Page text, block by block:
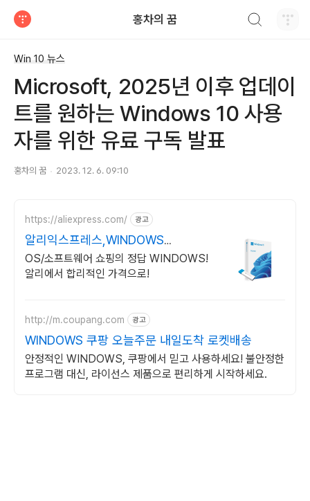
홍차의 꿈
Win 10 뉴스
Microsoft, 2025년 이후 업데이
트를 원하는 Windows 10 사용
자를 위한 유료 구독 발표
홍차의 꿈 2023. 12. 6. 09:10
https://aliexpress.com/ 광고
알리익스프레스,WINDOWS
Windows 알리에서!
OS/소프트웨어 쇼핑의 정답 WINDOWS!
알리에서 합리적인 가격으로!
http://m.coupang.com 광고
WINDOWS 쿠팡 오늘주문 내일도착 로켓배송
안정적인 WINDOWS, 쿠팡에서 믿고 사용하세요! 불안정한
프로그램 대신, 라이선스 제품으로 편리하게 시작하세요.